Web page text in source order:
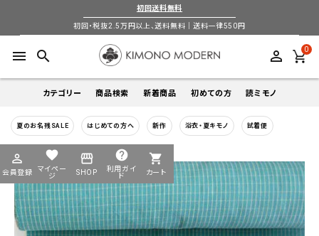
初回送料無料
初回・税抜2.5万円以上、送料無料｜送料一律550円
menu search perm_identity 0
カテゴリー
着物
帯
羽織
商品検索
キーワードから探す
search
季節から探す
新着商品 初めての方 読ミモノ
夏のお名残SALE はじめての方へ 新作 浴衣・夏キモノ 試着便
perm_identity
会員登録
favorite
マイペー
ジ
storefront
SHOP
help
利用ガイ
ド
shopping_cart
カート search
login ログイン perm_identity 会員登録